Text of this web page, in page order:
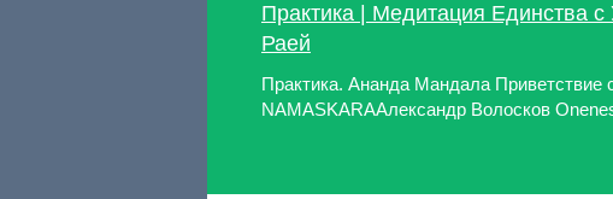
Практика | Медитация Единства с
Раей
Практика. Ананда Мандала Приветствие
NAMASKARAАлександр Волосков